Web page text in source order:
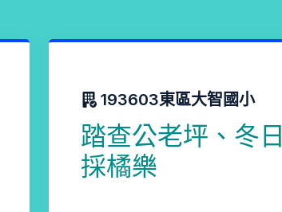
193603東區大智國小
踏查公老坪、冬日
採橘樂